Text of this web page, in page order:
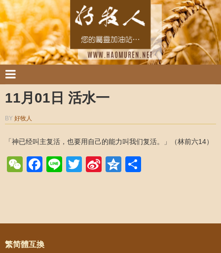
11月01日 活水一
BY 好牧人
「神已经叫主复活，也要用自己的能力叫我们复活。」（林前六14）
WeChat
Facebook
LineTwitter
SinaQzone
Post navigation
繁简體互換